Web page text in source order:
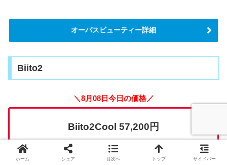
オーパスビューティー詳細
Biito2
＼8月08日今日の価格／
Biito2Cool 57,200円
ホーム シェア 目次へ トップ サイドバー